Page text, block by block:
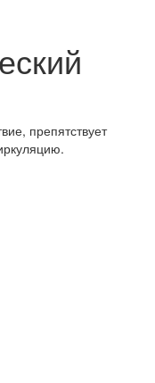
препятствует